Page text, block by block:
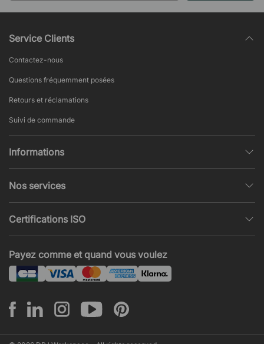
Service Clients
Contactez-nous
Questions fréquemment posées
Retours et réclamations
Suivi de commande
Informations
Pages populaires
Nos services
Montage
Payez comme et quand vous voulez
Certifications ISO
ISO 14001
ISO 45001